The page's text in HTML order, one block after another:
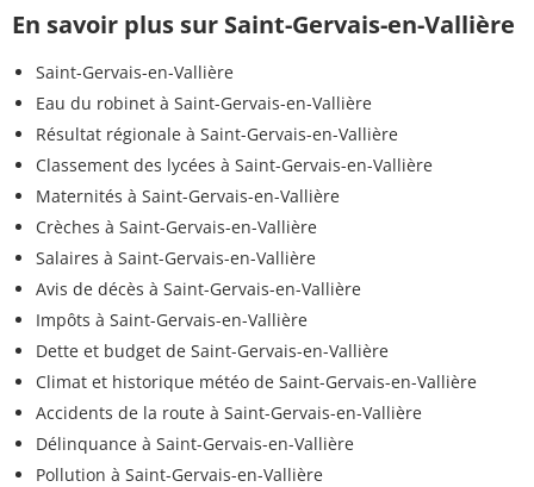
En savoir plus sur Saint-Gervais-en-Vallière
Saint-Gervais-en-Vallière
Eau du robinet à Saint-Gervais-en-Vallière
Résultat régionale à Saint-Gervais-en-Vallière
Classement des lycées à Saint-Gervais-en-Vallière
Maternités à Saint-Gervais-en-Vallière
Crèches à Saint-Gervais-en-Vallière
Salaires à Saint-Gervais-en-Vallière
Avis de décès à Saint-Gervais-en-Vallière
Impôts à Saint-Gervais-en-Vallière
Dette et budget de Saint-Gervais-en-Vallière
Climat et historique météo de Saint-Gervais-en-Vallière
Accidents de la route à Saint-Gervais-en-Vallière
Délinquance à Saint-Gervais-en-Vallière
Pollution à Saint-Gervais-en-Vallière